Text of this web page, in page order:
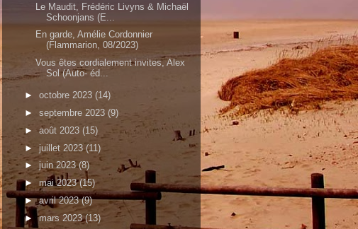
Le Maudit, Frédéric Livyns & Michaël
Schoonjans (E...
En garde, Amélie Cordonnier
(Flammarion, 08/2023)
Vous êtes cordialement invites, Alex
Sol (Auto- éd...
► octobre 2023 (14)
► septembre 2023 (9)
►août 2023 (15)
► juillet 2023(11)
► juin 2023(8)
► mai 2023(15)
►avril 2023(9)
►mars 2023(13)